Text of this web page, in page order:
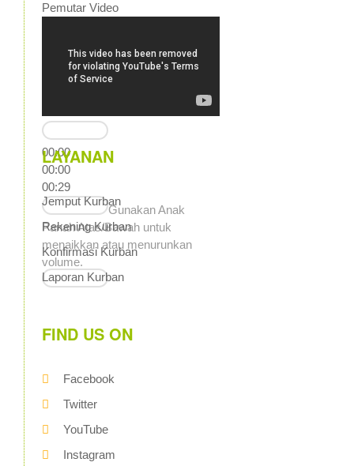
Pemutar Video
00:00
00:00
00:29
Gunakan Anak
Panah Atas/Bawah untuk
menaikkan atau menurunkan
volume.
LAYANAN
Jemput Kurban
Rekening Kurban
Konfirmasi Kurban
Laporan Kurban
FIND US ON
Facebook
Twitter
YouTube
Instagram